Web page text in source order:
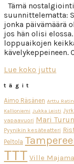
Tämä
suunnittelematta:
jonka päivämäärä
jos hän olisi
loppuaikojen
kävelykeppeineen.
Lue koko juttu
tägit
Aimo Räsänen Arttu
Kallioniemi Jukka Leisti
vapaavuori Mari
Pyynikin kesäteatteri
Peltola
TTT Ville